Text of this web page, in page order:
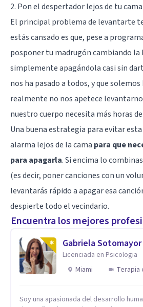
2. Pon el despertador lejos de tu cama
El principal problema de levantarte
estás cansado es que, pese a
posponer tu madrugón cambiando la
simplemente apagándola casi sin
nos ha pasado a todos, y que solemos
realmente no nos apetece
nuestro cuerpo necesita más horas
Una buena estrategia para evitar
alarma lejos de la cama para que
para apagarla. Si encima lo
(es decir, poner canciones con un
levantarás rápido a apagar esa
despierte todo el vecindario.
Encuentra los mejores
Gabriela Sotomayor
Licenciada en Psicologia
Miami
Terapia
Soy una apasionada del desarrollo